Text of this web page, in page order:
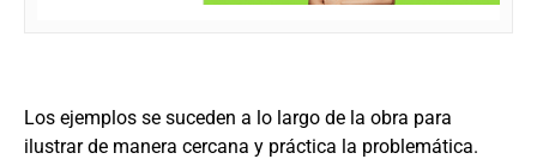
Los ejemplos se suceden a lo largo de la obra para
ilustrar de manera cercana y práctica la problemática.